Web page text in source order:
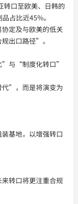
转口至欧美、日韩的
占比近45%。
定及与欧美的低关
出口路径”。
”与“制度化转口”
”，而是将演变为
基地，以增强转口
转口将更注重合规